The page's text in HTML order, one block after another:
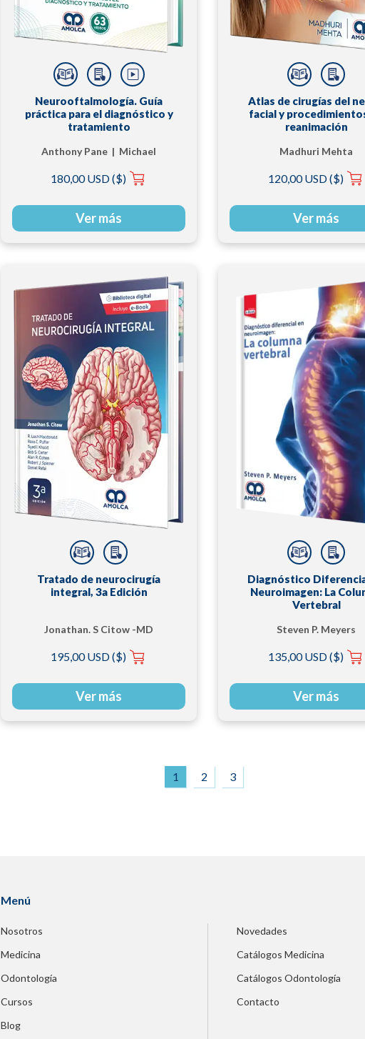
Neurooftalmología. Guía
práctica para el diagnóstico y
tratamiento
Anthony Pane | Michael
180,00 USD ($)
Ver más
Atlas de cirugías del
facial y
reanimación
Madhuri Mehta
120,00 USD ($)
Ver más
Tratado de neurocirugía
integral, 3a Edición
Jonathan. S Citow -MD
195,00 USD ($)
Ver más
Diagnóstico
Neuroimagen: La
Vertebral
Steven P. Meyers
135,00 USD ($)
Ver más
1 2 3
Menú
Nosotros
Medicina
Odontología
Cursos
Blog
Novedades
Catálogos Medicina
Catálogos Odontología
Contacto